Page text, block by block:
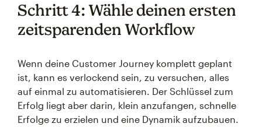
Schritt 4: Wähle deinen ersten
zeitsparenden Workflow
Wenn deine Customer Journey komplett geplant
ist, kann es verlockend sein, zu versuchen, alles
auf einmal zu automatisieren. Der Schlüssel zum
Erfolg liegt aber darin, klein anzufangen, schnelle
Erfolge zu erzielen und eine Dynamik aufzubauen.